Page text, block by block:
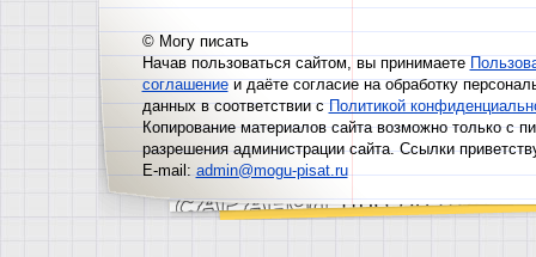
© Могу писать
Начав пользоваться сайтом, вы принимаете
соглашениеи даёте согласие на обработку
данных в соответствии сПолитикой
Копирование материалов сайта возможно только с
разрешения администрации сайта. Ссылки
E-mail:admin@mogu-pisat.ru